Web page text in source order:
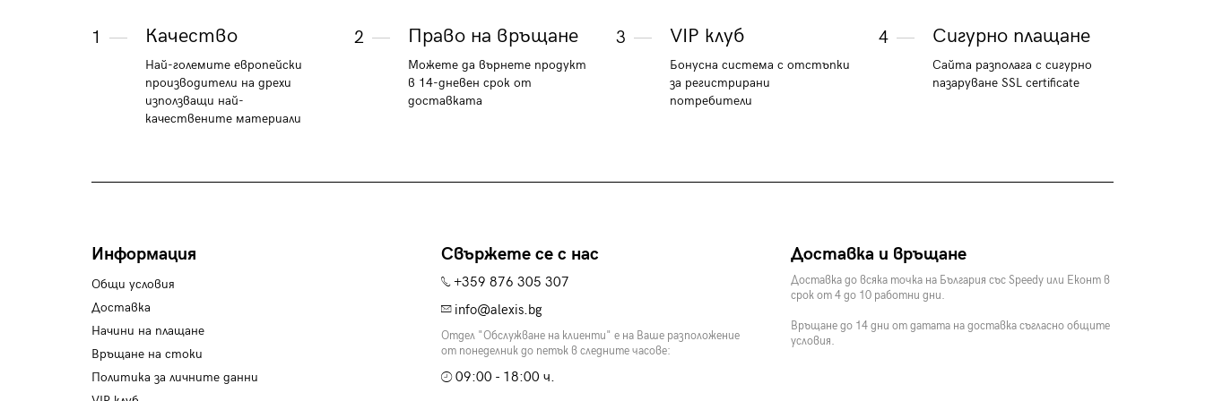
1 Качество
Най-големите европейски
производители на дрехи
използващи най-
качествените материали
2 Право на връщане
Можете да върнете продукт
в 14-дневен срок от
доставката
3 VIP клуб
Бонусна система с отстъпки
за регистрирани
потребители
4 Сигурно плащане
Сайта разполага с сигурно
пазаруване SSL certificate
Информация
Общи условия
Доставка
Начини на плащане
Връщане на стоки
Политика за личните данни
Свържете се с нас
+359 876 305 307
info@alexis.bg
Отдел "Обслужване на клиенти" е на Ваше разположение
от понеделник до петък в следните часове:
09:00 - 18:00 ч.
Доставка и връщане
Доставка до всяка точка на България със Speedy или Еконт в
срок от 4 до 10 работни дни.
Връщане до 14 дни от датата на доставка съгласно общите
условия.